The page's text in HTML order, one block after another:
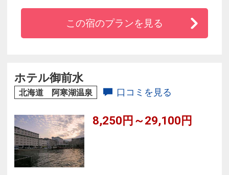
まま浴槽にそそいでおります。
そのため新鮮な温泉をたっぷりと味わっていた
ューの他「地産地消ブッフェ」から、お好みの
お料理をお好きなだけお召し上がりいただけま
この宿のプランを見る
ホテル御前水
北海道 阿寒湖温泉 口コミを見る
8,250円～29,100円